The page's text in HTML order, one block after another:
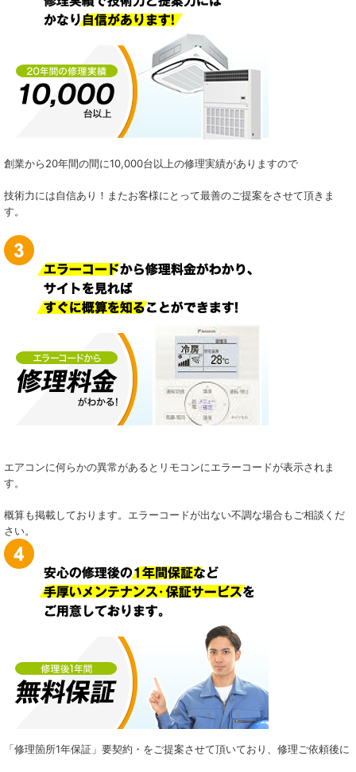
創業から20年間の間に10,000台以上の修理実績がありますので
技術力には自信あり！またお客様にとって最善のご提案をさせて頂きま
す。
エアコンに何らかの異常があるとリモコンにエラーコードが表示されま
す。
概算も掲載しております。エラーコードが出ない不調な場合もご相談くだ
さい。
「修理箇所1年保証」要契約・をご提案させて頂いており、修理ご依頼後に